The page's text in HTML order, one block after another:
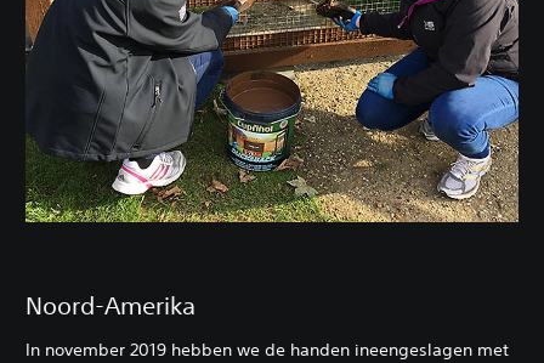
Noord-Amerika
In november 2019 hebben we de handen ineengeslagen met